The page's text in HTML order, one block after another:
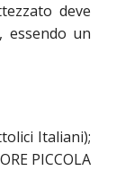
deve
essendo un
Italiani);
PICCOLA